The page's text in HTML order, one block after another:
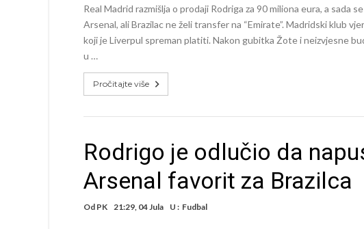
Real Madrid razmišlja o prodaji Rodriga za 90 miliona eura, a sada
Arsenal, ali Brazilac ne želi transfer na “Emirate”. Madridski klub
koji je Liverpul spreman platiti. Nakon gubitka Žote i neizvjesne
u …
Pročitajte više
Rodrigo je odlučio da
Arsenal favorit za Brazilca
Od PK 21:29, 04 Jula U : Fudbal